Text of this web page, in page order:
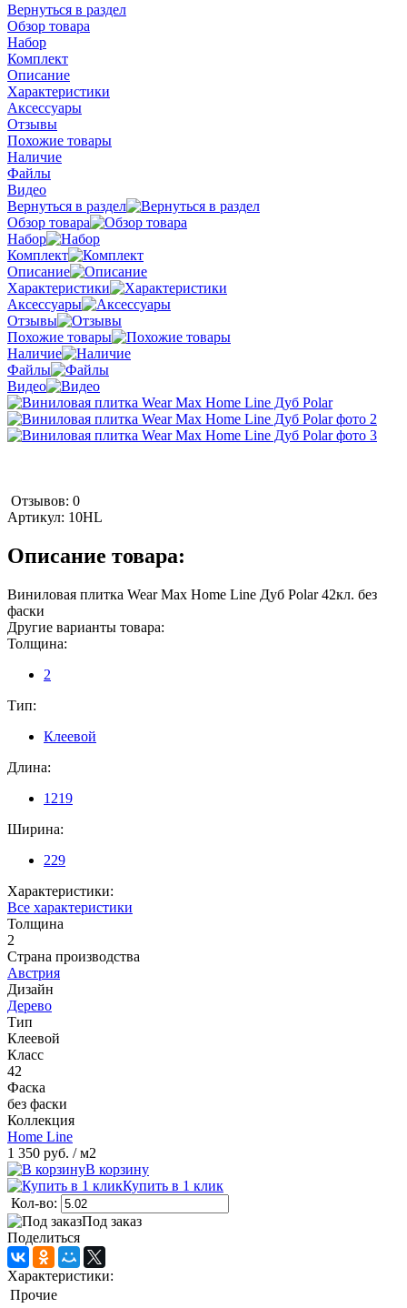
Вернуться в раздел
Обзор товара
Набор
Комплект
Описание
Характеристики
Аксессуары
Отзывы
Похожие товары
Наличие
Файлы
Видео
Вернуться в раздел
Обзор товара
Набор
Комплект
Описание
Характеристики
Аксессуары
Отзывы
Похожие товары
Наличие
Файлы
Видео
Отзывов: 0
Артикул: 10HL
Описание товара:
Виниловая плитка Wear Max Home Line Дуб Polar 42кл. без
фаски
Другие варианты товара:
Толщина:
2
Тип:
Клеевой
Длина:
1219
Ширина:
229
Характеристики:
Все характеристики
Толщина
2
Страна производства
Австрия
Дизайн
Дерево
Тип
Клеевой
Класс
42
Фаска
без фаски
Коллекция
Home Line
1 350 руб. / м2
В корзину
Купить в 1 клик
Кол-во:
Под заказ
Поделиться
Характеристики:
Прочие